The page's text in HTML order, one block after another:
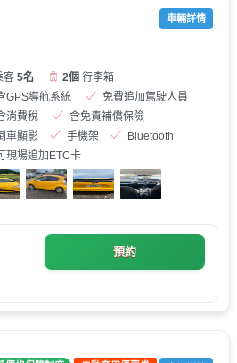
車輛詳情
客5名 2個 行李箱
GPS導航系統
免費追加駕駛人員
消費稅
含免責補償保險
車顯影
手機架
Bluetooth
現場追加ETC卡
預約